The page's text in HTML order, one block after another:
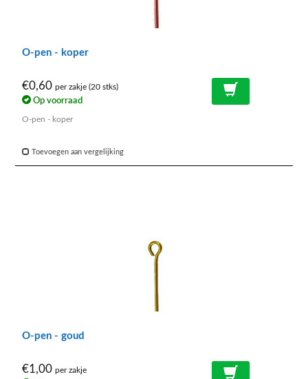
O-pen - koper
€0,60 per zakje (20 stks)
Op voorraad
O-pen - koper
Toevoegen aan vergelijking
O-pen - goud
€1,00 per zakje